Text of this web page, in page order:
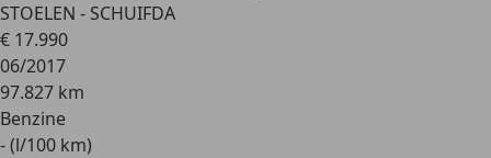
STOELEN - SCHUIFDA
€ 17.990
06/2017
97.827 km
Benzine
- (l/100 km)